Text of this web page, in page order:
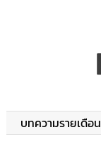
บทความรายเดือน